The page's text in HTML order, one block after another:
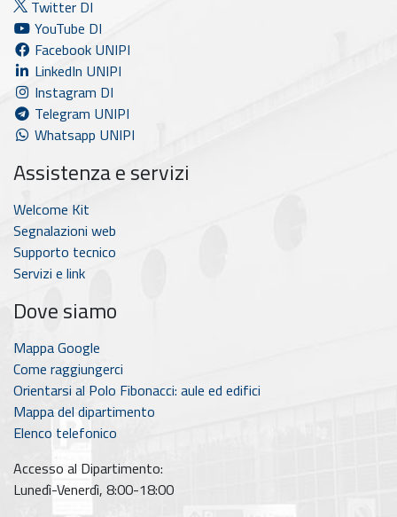
Twitter DI
YouTube DI
Facebook UNIPI
LinkedIn UNIPI
Instagram DI
Telegram UNIPI
Whatsapp UNIPI
Assistenza e servizi
Welcome Kit
Segnalazioni web
Supporto tecnico
Servizi e link
Dove siamo
Mappa Google
Come raggiungerci
Orientarsi al Polo Fibonacci: aule ed edifici
Mappa del dipartimento
Elenco telefonico
Accesso al Dipartimento:
Lunedì-Venerdì, 8:00-18:00